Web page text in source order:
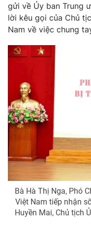
VTV Sức khoẻ
Thị trường 24h
VTV9
Liên hệ tòa soạn
THỜI BÁO VTV
gửi về Ủy ban Trung
lời kêu gọi của Chủ
Nam về việc chung
Bà Hà Thị Nga, Phó
Việt Nam tiếp nhận
Huyền Mai, Chủ tịch